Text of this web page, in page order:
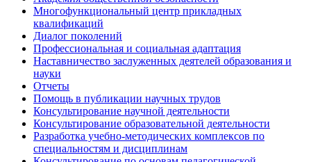
Многофункциональный центр прикладных
квалификаций
Диалог поколений
Профессиональная и социальная адаптация
Наставничество заслуженных деятелей образования и
науки
Отчеты
Помощь в публикации научных трудов
Консультирование научной деятельности
Консультирование образовательной деятельности
Разработка учебно-методических комплексов по
специальностям и дисциплинам